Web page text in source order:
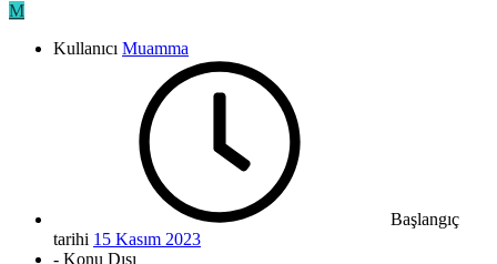
M
Kullanıcı Muamma
Başlangıç
tarihi 15 Kasım 2023
- Konu Dışı